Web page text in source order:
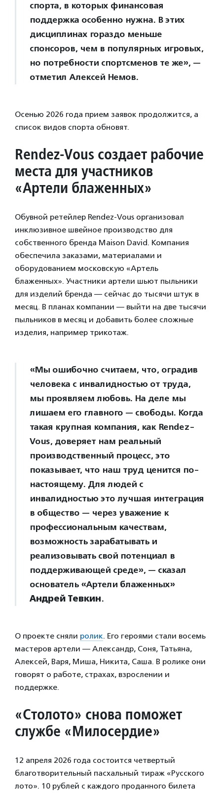
спорта, в которых финансовая
поддержка особенно нужна. В этих
дисциплинах гораздо меньше
спонсоров, чем в популярных игровых,
но потребности спортсменов те же», —
отметил Алексей Немов.
Осенью 2026 года прием заявок продолжится, а
список видов спорта обновят.
Rendez-Vous создает рабочие
места для участников
«Артели блаженных»
Обувной ретейлер Rendez-Vous организовал
инклюзивное швейное производство для
собственного бренда Maison David. Компания
обеспечила заказами, материалами и
оборудованием московскую «Артель
блаженных». Участники артели шьют пыльники
для изделий бренда — сейчас до тысячи штук в
месяц. В планах компании — выйти на две тысячи
пыльников в месяц и добавить более сложные
изделия, например трикотаж.
«Мы ошибочно считаем, что, оградив
человека с инвалидностью от труда,
мы проявляем любовь. На деле мы
лишаем его главного — свободы. Когда
такая крупная компания, как Rendez-
Vous, доверяет нам реальный
производственный процесс, это
показывает, что наш труд ценится по-
настоящему. Для людей с
инвалидностью это лучшая интеграция
в общество — через уважение к
профессиональным качествам,
возможность зарабатывать и
реализовывать свой потенциал в
поддерживающей среде», — сказал
основатель «Артели блаженных»
Андрей Тевкин.
О проекте сняли ролик. Его героями стали восемь
мастеров артели — Александр, Соня, Татьяна,
Алексей, Варя, Миша, Никита, Саша. В ролике они
говорят о работе, страхах, взрослении и
поддержке.
«Столото» снова поможет
службе «Милосердие»
12 апреля 2026 года состоится четвертый
благотворительный пасхальный тираж «Русского
лото». 10 рублей с каждого проданного билета